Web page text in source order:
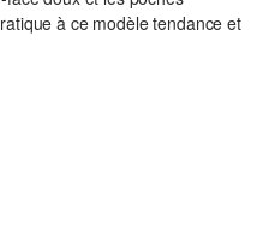
à ce modèle tendance et